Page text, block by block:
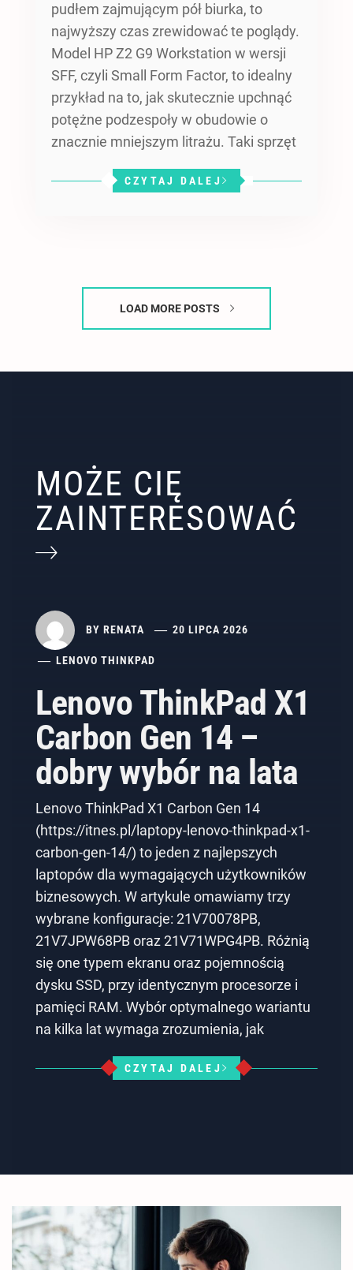
pudłem zajmującym pół biurka, to
najwyższy czas zrewidować te poglądy.
Model HP Z2 G9 Workstation w wersji
SFF, czyli Small Form Factor, to idealny
przykład na to, jak skutecznie upchnąć
potężne podzespoły w obudowie o
znacznie mniejszym litrażu. Taki sprzęt
CZYTAJ DALEJ
LOAD MORE POSTS
MOŻE CIĘ
ZAINTERESOWAĆ
BY RENATA 20 LIPCA 2026
LENOVO THINKPAD
Lenovo ThinkPad X1
Carbon Gen 14 –
dobry wybór na lata
Lenovo ThinkPad X1 Carbon Gen 14
(https://itnes.pl/laptopy-lenovo-thinkpad-x1-
carbon-gen-14/) to jeden z najlepszych
laptopów dla wymagających użytkowników
biznesowych. W artykule omawiamy trzy
wybrane konfiguracje: 21V70078PB,
21V7JPW68PB oraz 21V71WPG4PB. Różnią
się one typem ekranu oraz pojemnością
dysku SSD, przy identycznym procesorze i
pamięci RAM. Wybór optymalnego wariantu
na kilka lat wymaga zrozumienia, jak
CZYTAJ DALEJ